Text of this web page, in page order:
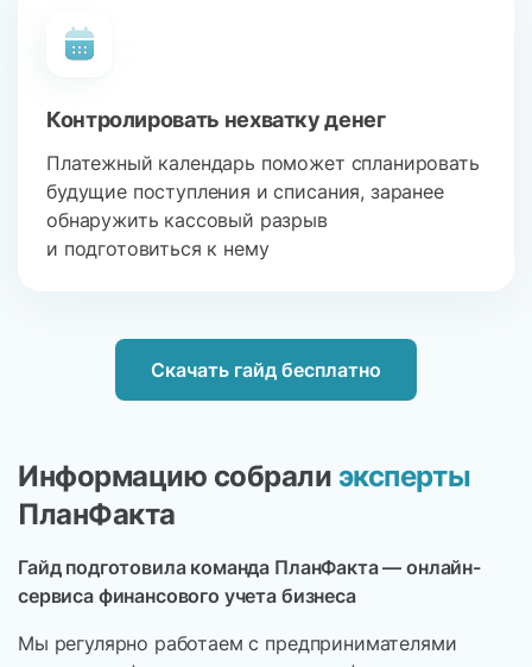
Контролировать нехватку денег
Платежный календарь поможет спланировать
будущие поступления и списания, заранее
обнаружить кассовый разрыв
и подготовиться к нему
Скачать гайд бесплатно
Информацию собрали эксперты
ПланФакта
Гайд подготовила команда ПланФакта — онлайн-
сервиса финансового учета бизнеса
Мы регулярно работаем с предпринимателями